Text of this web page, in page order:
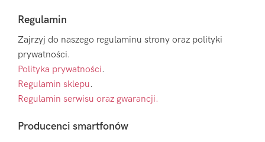
Regulamin
Zajrzyj do naszego regulaminu strony oraz polityki
prywatności.
Polityka prywatności.
Regulamin sklepu.
Regulamin serwisu oraz gwarancji.
Producenci smartfonów